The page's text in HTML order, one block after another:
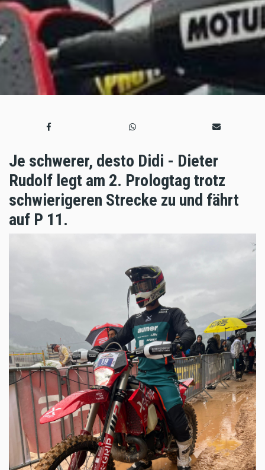
Je schwerer, desto Didi - Dieter
Rudolf legt am 2. Prologtag trotz
schwierigeren Strecke zu und fährt
auf P 11.